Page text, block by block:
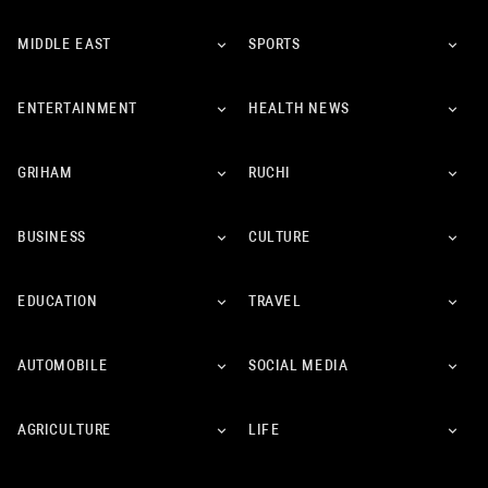
MIDDLE EAST SPORTS
ENTERTAINMENT HEALTH NEWS
GRIHAM RUCHI
BUSINESS CULTURE
EDUCATION TRAVEL
AUTOMOBILE SOCIAL MEDIA
AGRICULTURE LIFE